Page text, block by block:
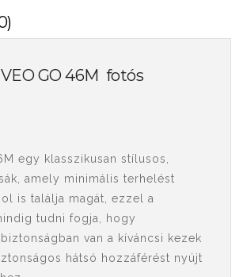
GO 46M fotós
egy klasszikusan stílusos,
amely minimális terhelést
is találja magát, ezzel a
tudni fogja, hogy
van a kíváncsi kezek
hátsó hozzáférést nyújt